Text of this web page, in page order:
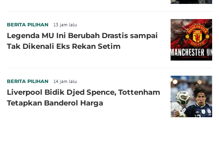
BERITA PILIHAN 13 jam lalu
Legenda MU Ini Berubah Drastis sampai
Tak Dikenali Eks Rekan Setim
BERITA PILIHAN 14 jam lalu
Liverpool Bidik Djed Spence, Tottenham
Tetapkan Banderol Harga